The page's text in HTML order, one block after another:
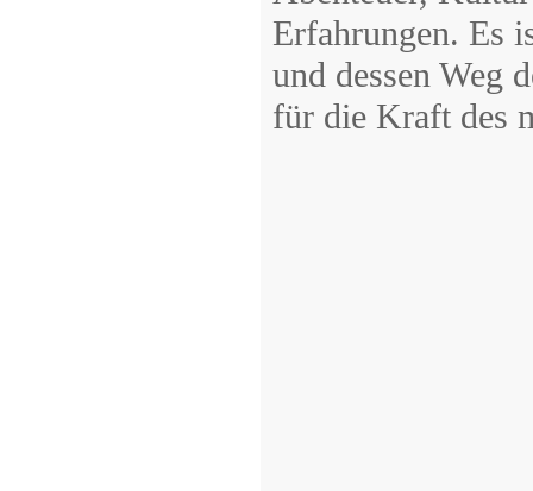
Erfahrungen. Es
und dessen Weg
für die Kraft des